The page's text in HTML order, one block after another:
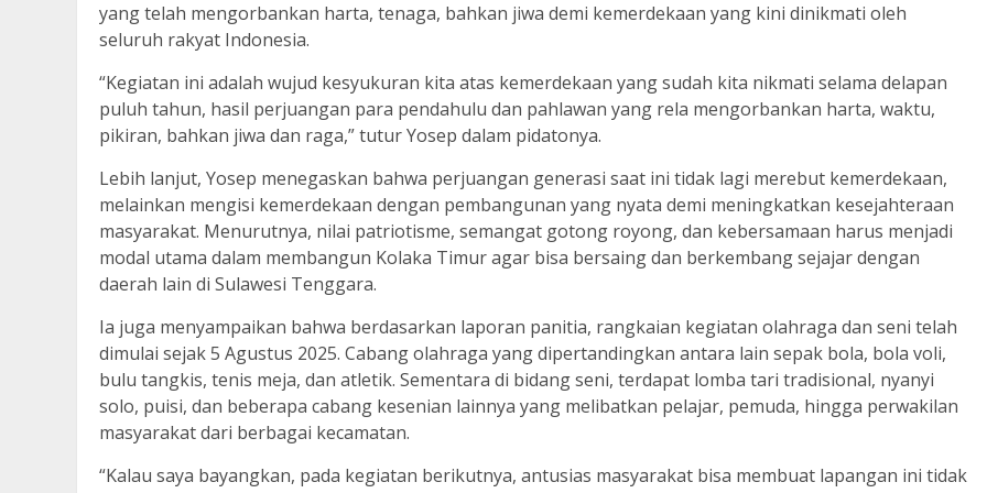
yang telah mengorbankan harta, tenaga, bahkan jiwa demi kemerdekaan yang kini dinikmati oleh
seluruh rakyat Indonesia.
“Kegiatan ini adalah wujud kesyukuran kita atas kemerdekaan yang sudah kita nikmati selama delapan
puluh tahun, hasil perjuangan para pendahulu dan pahlawan yang rela mengorbankan harta, waktu,
pikiran, bahkan jiwa dan raga,” tutur Yosep dalam pidatonya.
Lebih lanjut, Yosep menegaskan bahwa perjuangan generasi saat ini tidak lagi merebut kemerdekaan,
melainkan mengisi kemerdekaan dengan pembangunan yang nyata demi meningkatkan kesejahteraan
masyarakat. Menurutnya, nilai patriotisme, semangat gotong royong, dan kebersamaan harus menjadi
modal utama dalam membangun Kolaka Timur agar bisa bersaing dan berkembang sejajar dengan
daerah lain di Sulawesi Tenggara.
Ia juga menyampaikan bahwa berdasarkan laporan panitia, rangkaian kegiatan olahraga dan seni telah
dimulai sejak 5 Agustus 2025. Cabang olahraga yang dipertandingkan antara lain sepak bola, bola voli,
bulu tangkis, tenis meja, dan atletik. Sementara di bidang seni, terdapat lomba tari tradisional, nyanyi
solo, puisi, dan beberapa cabang kesenian lainnya yang melibatkan pelajar, pemuda, hingga perwakilan
masyarakat dari berbagai kecamatan.
“Kalau saya bayangkan, pada kegiatan berikutnya, antusias masyarakat bisa membuat lapangan ini tidak